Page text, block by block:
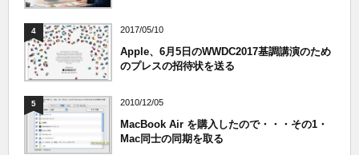
4 2017/05/10
Apple、6月5日のWWDC2017基調講演のため
のプレスの招待状を送る
5 2010/12/05
MacBook Air を購入したので・・・その1・
Mac同士の同期を取る